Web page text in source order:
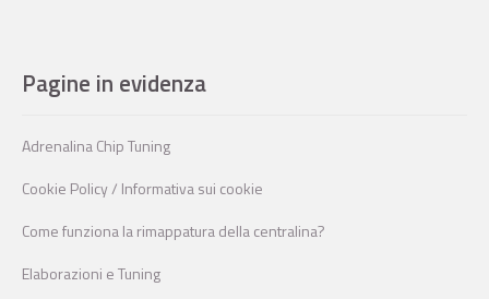
Pagine in evidenza
Adrenalina Chip Tuning
Cookie Policy / Informativa sui cookie
Come funziona la rimappatura della centralina?
Elaborazioni e Tuning